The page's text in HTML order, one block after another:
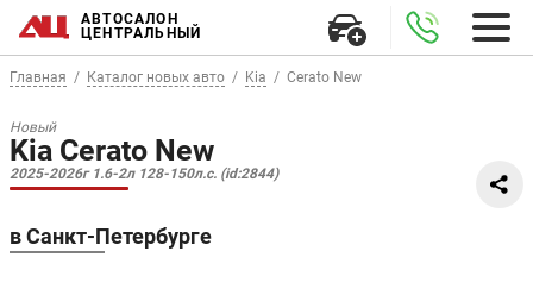
АВТОСАЛОН
ЦЕНТРАЛЬНЫЙ
Главная Каталог новых авто Kia Cerato New
Новый
Kia Cerato New
2025-2026г 1.6-2л 128-150л.с. (id:2844)
в Санкт-Петербурге